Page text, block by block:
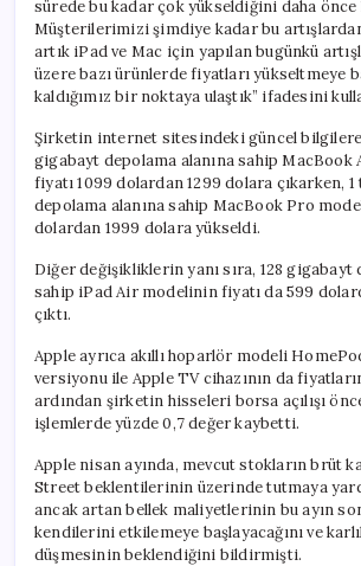
sürede bu kadar çok yükseldiğini daha
Müşterilerimizi şimdiye kadar bu
artık iPad ve Mac için yapılan bugünkü
üzere bazı ürünlerde fiyatları yükseltmeye
kaldığımız bir noktaya ulaştık” ifadesini
Şirketin internet sitesindeki güncel bilgilere
gigabayt depolama alanına sahip
fiyatı 1099 dolardan 1299 dolara çıkarken,
depolama alanına sahip MacBook Pro
dolardan 1999 dolara yükseldi.
Diğer değişikliklerin yanı sıra, 128 gigabayt
sahip iPad Air modelinin fiyatı da 599
çıktı.
Apple ayrıca akıllı hoparlör modeli
versiyonu ile Apple TV cihazının da
ardından şirketin hisseleri borsa açılışı
işlemlerde yüzde 0,7 değer kaybetti.
Apple nisan ayında, mevcut stokların brüt
Street beklentilerinin üzerinde tutmaya
ancak artan bellek maliyetlerinin bu ayın
kendilerini etkilemeye başlayacağını ve
düşmesinin beklendiğini bildirmişti.